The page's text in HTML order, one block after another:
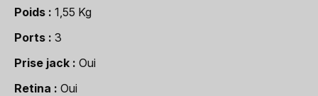
Poids
1,55 Kg
Ports
3
Prise jack
Oui
Retina
Oui